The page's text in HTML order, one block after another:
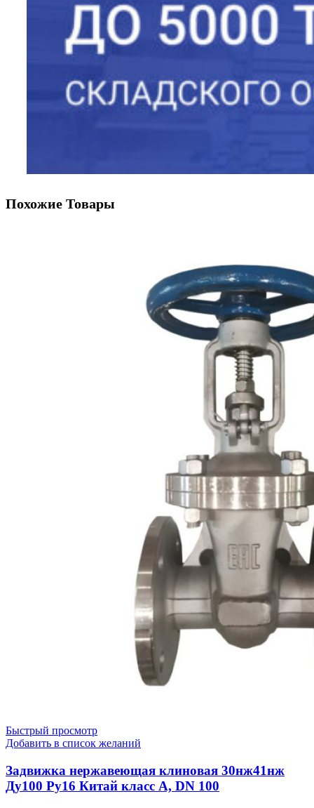
Похожие Товары
Быстрый просмотр
Добавить в список желаний
Задвижка нержавеющая клиновая 30нж41нж
Ду100 Ру16 Китай класс А, DN 100